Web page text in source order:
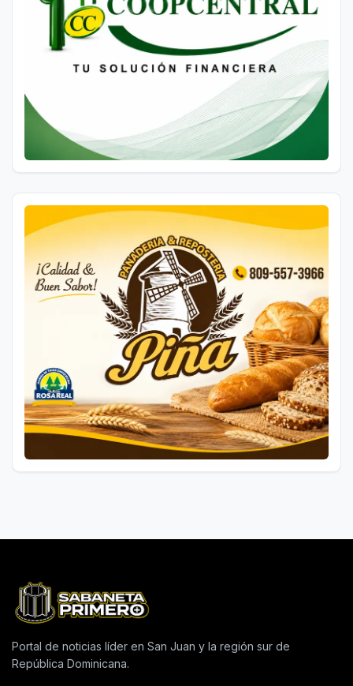
Portal de noticias líder en San Juan y la región sur de
República Dominicana.